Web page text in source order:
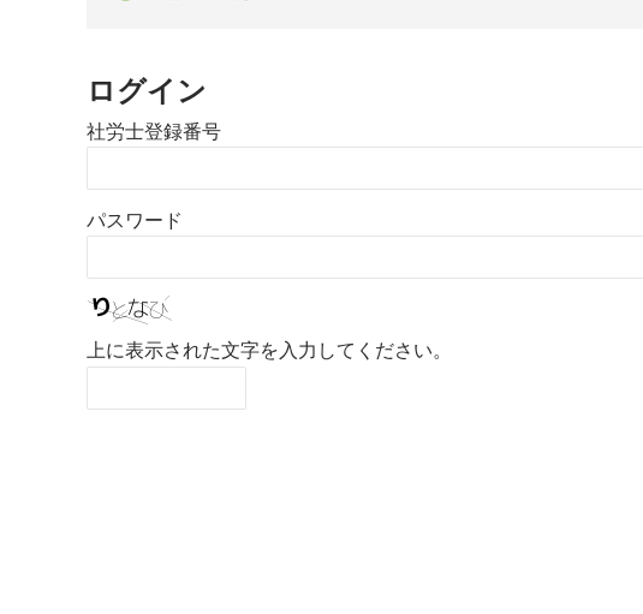
ログイン
社労士登録番号
パスワード
上に表示された文字を入力してください。